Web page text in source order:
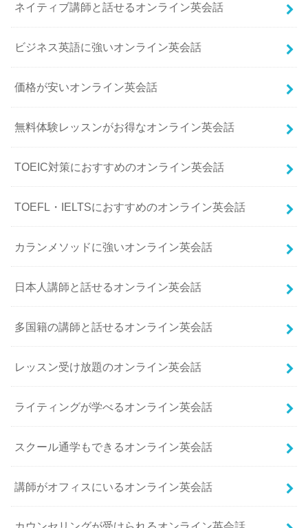
ネイティブ講師と話せるオンライン英会話
ビジネス英語に強いオンライン英会話
価格が安いオンライン英会話
無料体験レッスンがお得なオンライン英会話
TOEIC対策におすすめのオンライン英会話
TOEFL・IELTSにおすすめのオンライン英会話
カランメソッドに強いオンライン英会話
日本人講師と話せるオンライン英会話
多国籍の講師と話せるオンライン英会話
レッスン受け放題のオンライン英会話
ライティングが学べるオンライン英会話
スクール通学もできるオンライン英会話
講師がオフィスにいるオンライン英会話